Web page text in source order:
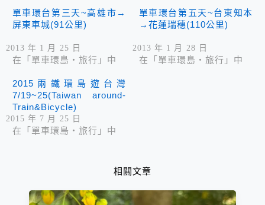
單車環台第三天~高雄市→
屏東車城(91公里)
2013 年 1 月 25 日
在「單車環島‧旅行」中
單車環台第五天~台東知本
→花蓮瑞穗(110公里)
2013 年 1 月 28 日
在「單車環島‧旅行」中
2015兩鐵環島遊台灣
7/19~25(Taiwan around-
Train&Bicycle)
2015 年 7 月 25 日
在「單車環島‧旅行」中
相關文章